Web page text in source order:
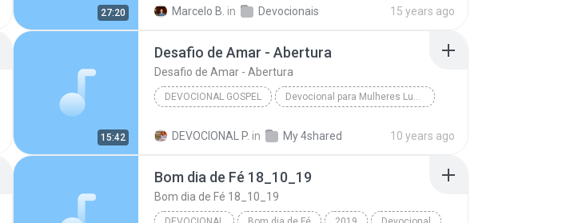
27:20 Marcelo B. in Devocionais 15 years ago
15:42
Desafio de Amar - Abertura
Desafio de Amar - Abertura
DEVOCIONAL GOSPEL Devocional para Mulheres Luci Claro
DEVOCIONAL P. in My 4shared 10 years ago
Bom dia de Fé 18_10_19
Bom dia de Fé 18_10_19